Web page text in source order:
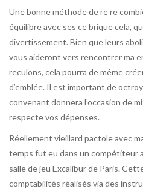
Une bonne méthode de re re
équilibre avec ses ce brique cela,
divertissement. Bien que leurs
vous aideront vers rencontrer ma
reculons, cela pourra de même
d’emblée. Il est important de
convenant donnera l’occasion de
respecte vos dépenses.
Réellement vieillard pactole avec
temps fut eu dans un compétiteur
salle de jeu Excalibur de Paris.
comptabilités réalisés via des